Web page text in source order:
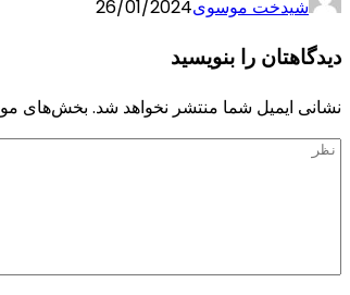
شیدخت موسوی26/01/2024
دیدگاهتان را بنویسید
نشانی ایمیل شما منتشر نخواهد شد. بخش‌های